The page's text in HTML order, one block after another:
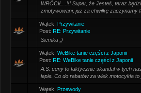
WRÓCIŁ...!!! Super, że Jesteś, teraz
zmotywowani, już za chwilkę zaczynamy
Wątek: Przywitanie
Post: RE: Przywitanie
Siemka ;)
Wątek: WeBike tanie części z Japonii
Post: RE: WeBike tanie części z Japonii
A.S. ceny to faktycznie skandal w tych
łapie. Co do rabatów za wiek motocykla
Wątek: Przewody